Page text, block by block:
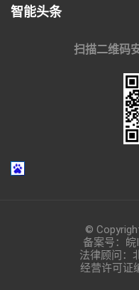
智能头条
扫描二维码
©
备案号： 皖
法律顾问：
经营许可证